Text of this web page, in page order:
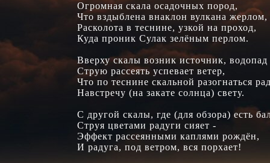
Огромная скала осадочных пород,
Что вздыблена внаклон вулкана жерлом,
Расколота в теснине, узкой на проход,
Куда проник Сулак зелёным перлом.
Вверху скалы возник источник, водопад
Струю рассеять успевает ветер,
Что по теснине скальной разогнаться
Навстречу (на закате солнца) свету.
С другой скалы, где (для обзора) есть
Струя цветами радуги сияет -
Эффект рассеянными каплями рождён,
И радуга, под ветром, вся порхает!